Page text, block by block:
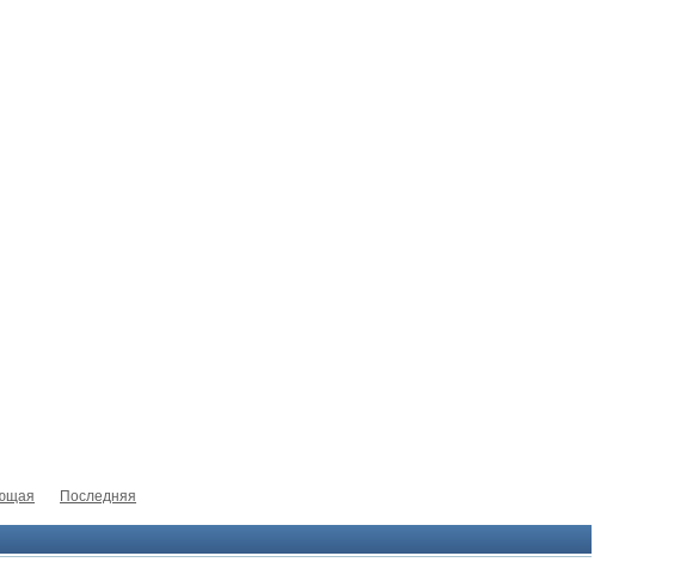
Последняя